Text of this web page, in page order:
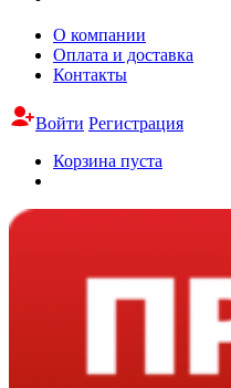
О компании
Оплата и доставка
Контакты
Войти Регистрация
Корзина пуста